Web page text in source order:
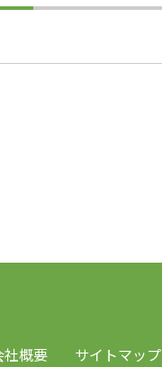
社概要 サイトマップ